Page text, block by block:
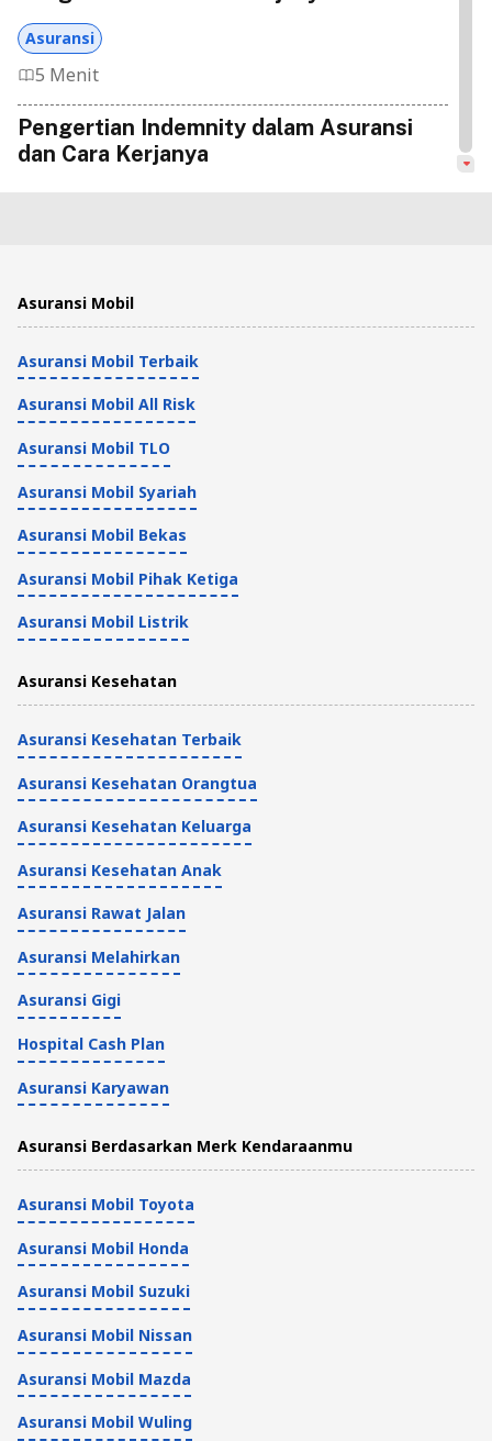
Asuransi
5 Menit
Pengertian Indemnity dalam Asuransi
dan Cara Kerjanya
Contohnya di Indonesia
Asuransi
3 Menit
Asuransi Bencana Alam: Jenis-Jenis dan
3 Menit
Pengertian Malicious Damage dan
Implikasinya dalam Asuransi
Asuransi
Asuransi Mobil
Asuransi Mobil Terbaik
Asuransi Mobil All Risk
Asuransi Mobil TLO
Asuransi Mobil Syariah
Asuransi Mobil Bekas
Asuransi Mobil Pihak Ketiga
Asuransi Mobil Listrik
Asuransi Kesehatan
Asuransi Kesehatan Terbaik
Asuransi Kesehatan Orangtua
Asuransi Kesehatan Keluarga
Asuransi Kesehatan Anak
Asuransi Rawat Jalan
Asuransi Melahirkan
Asuransi Gigi
Hospital Cash Plan
Asuransi Karyawan
Asuransi Berdasarkan Merk Kendaraanmu
Asuransi Mobil Toyota
Asuransi Mobil Honda
Asuransi Mobil Suzuki
Asuransi Mobil Nissan
Asuransi Mobil Mazda
Asuransi Mobil Wuling